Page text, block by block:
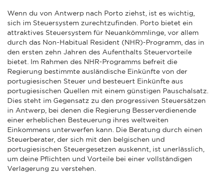
Wenn du von Antwerp nach Porto ziehst, ist es wichtig,
sich im Steuersystem zurechtzufinden. Porto bietet ein
attraktives Steuersystem für Neuankömmlinge, vor allem
durch das Non-Habitual Resident (NHR)-Programm, das in
den ersten zehn Jahren des Aufenthalts Steuervorteile
bietet. Im Rahmen des NHR-Programms befreit die
Regierung bestimmte ausländische Einkünfte von der
portugiesischen Steuer und besteuert Einkünfte aus
portugiesischen Quellen mit einem günstigen Pauschalsatz.
Dies steht im Gegensatz zu den progressiven Steuersätzen
in Antwerp, bei denen die Regierung Besserverdienende
einer erheblichen Besteuerung ihres weltweiten
Einkommens unterwerfen kann. Die Beratung durch einen
Steuerberater, der sich mit den belgischen und
portugiesischen Steuergesetzen auskennt, ist unerlässlich,
um deine Pflichten und Vorteile bei einer vollständigen
Verlagerung zu verstehen.